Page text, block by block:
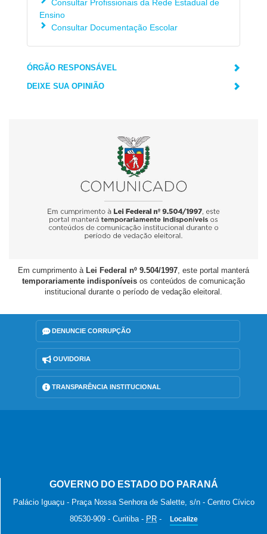
Consultar Profissionais da Rede Estadual de
Ensino
Consultar Documentação Escolar
ÓRGÃO RESPONSÁVEL
DEIXE SUA OPINIÃO
Em cumprimento à Lei Federal nº 9.504/1997, este portal manterá
temporariamente indisponíveis os conteúdos de comunicação
institucional durante o período de vedação eleitoral.
DENUNCIE CORRUPÇÃO
OUVIDORIA
TRANSPARÊNCIA INSTITUCIONAL
GOVERNO DO ESTADO DO PARANÁ
Palácio Iguaçu - Praça Nossa Senhora de Salette, s/n - Centro Cívico
80530-909 - Curitiba- PR - Localize